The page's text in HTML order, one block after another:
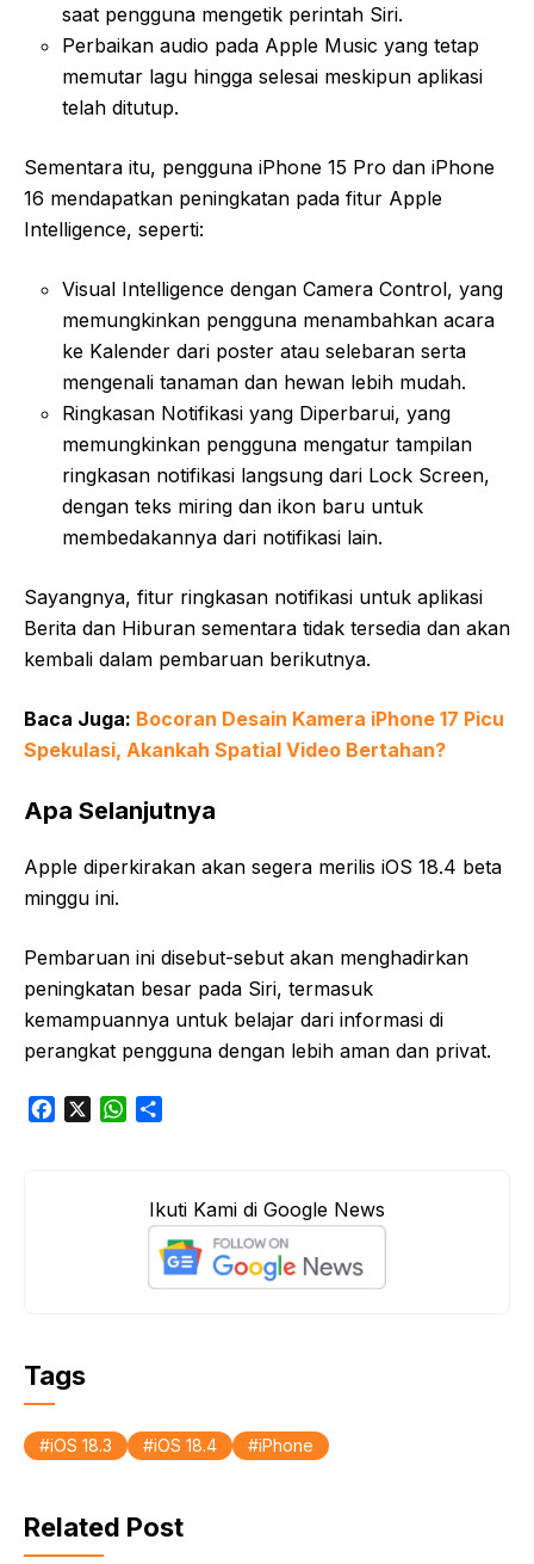
saat pengguna mengetik perintah Siri.
Perbaikan audio pada Apple Music yang tetap
memutar lagu hingga selesai meskipun aplikasi
telah ditutup.
Sementara itu, pengguna iPhone 15 Pro dan iPhone
16 mendapatkan peningkatan pada fitur Apple
Intelligence, seperti:
Visual Intelligence dengan Camera Control, yang
memungkinkan pengguna menambahkan acara
ke Kalender dari poster atau selebaran serta
mengenali tanaman dan hewan lebih mudah.
Ringkasan Notifikasi yang Diperbarui, yang
memungkinkan pengguna mengatur tampilan
ringkasan notifikasi langsung dari Lock Screen,
dengan teks miring dan ikon baru untuk
membedakannya dari notifikasi lain.
Sayangnya, fitur ringkasan notifikasi untuk aplikasi
Berita dan Hiburan sementara tidak tersedia dan akan
kembali dalam pembaruan berikutnya.
Baca Juga: Bocoran Desain Kamera iPhone 17 Picu
Spekulasi, Akankah Spatial Video Bertahan?
Apa Selanjutnya
Apple diperkirakan akan segera merilis iOS 18.4 beta
minggu ini.
Pembaruan ini disebut-sebut akan menghadirkan
peningkatan besar pada Siri, termasuk
kemampuannya untuk belajar dari informasi di
perangkat pengguna dengan lebih aman dan privat.
W
e
Ikuti Kami di Google News
Tags
iOS 18.3 iOS 18.4 iPhone
Related Post